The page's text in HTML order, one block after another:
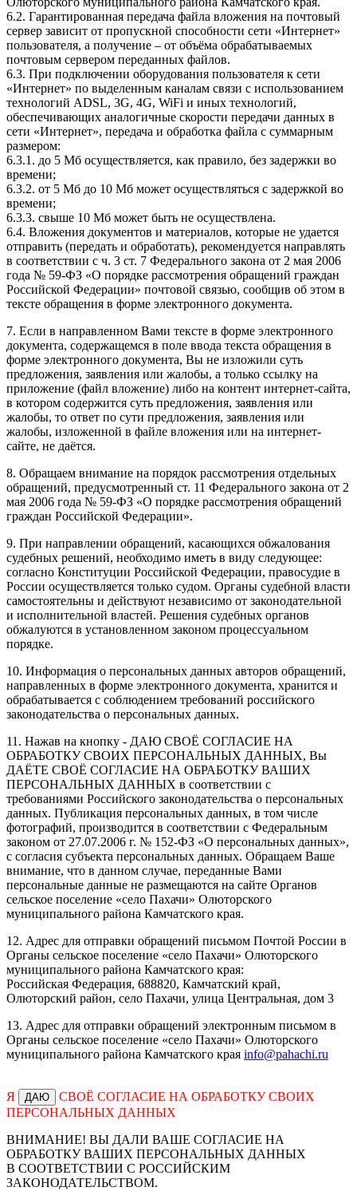
6.2. Гарантированная передача файла вложения на почтовый
сервер зависит от пропускной способности сети «Интернет»
пользователя, а получение – от объёма обрабатываемых
почтовым сервером переданных файлов.
6.3. При подключении оборудования пользователя к сети
«Интернет» по выделенным каналам связи с использованием
технологий ADSL, 3G, 4G, WiFi и иных технологий,
обеспечивающих аналогичные скорости передачи данных в
сети «Интернет», передача и обработка файла с суммарным
размером:
6.3.1. до 5 Мб осуществляется, как правило, без задержки во
времени;
6.3.2. от 5 Мб до 10 Мб может осуществляться с задержкой во
времени;
6.3.3. свыше 10 Мб может быть не осуществлена.
6.4. Вложения документов и материалов, которые не удается
отправить (передать и обработать), рекомендуется направлять
в соответствии с ч. 3 ст. 7 Федерального закона от 2 мая 2006
года № 59-ФЗ «О порядке рассмотрения обращений граждан
Российской Федерации» почтовой связью, сообщив об этом в
тексте обращения в форме электронного документа.
7. Если в направленном Вами тексте в форме электронного
документа, содержащемся в поле ввода текста обращения в
форме электронного документа, Вы не изложили суть
предложения, заявления или жалобы, а только ссылку на
приложение (файл вложение) либо на контент интернет-сайта,
в котором содержится суть предложения, заявления или
жалобы, то ответ по сути предложения, заявления или
жалобы, изложенной в файле вложения или на интернет-
сайте, не даётся.
8. Обращаем внимание на порядок рассмотрения отдельных
обращений, предусмотренный ст. 11 Федерального закона от 2
мая 2006 года № 59-ФЗ «О порядке рассмотрения обращений
граждан Российской Федерации».
9. При направлении обращений, касающихся обжалования
судебных решений, необходимо иметь в виду следующее:
согласно Конституции Российской Федерации, правосудие в
России осуществляется только судом. Органы судебной власти
самостоятельны и действуют независимо от законодательной
и исполнительной властей. Решения судебных органов
обжалуются в установленном законом процессуальном
порядке.
10. Информация о персональных данных авторов обращений,
направленных в форме электронного документа, хранится и
обрабатывается с соблюдением требований российского
законодательства о персональных данных.
11. Нажав на кнопку - ДАЮ СВОЁ СОГЛАСИЕ НА
ОБРАБОТКУ СВОИХ ПЕРСОНАЛЬНЫХ ДАННЫХ, Вы
ДАЁТЕ СВОЁ СОГЛАСИЕ НА ОБРАБОТКУ ВАШИХ
ПЕРСОНАЛЬНЫХ ДАННЫХ в соответствии с
требованиями Российского законодательства о персональных
данных. Публикация персональных данных, в том числе
фотографий, производится в соответствии с Федеральным
законом от 27.07.2006 г. № 152-ФЗ «О персональных данных»,
с согласия субъекта персональных данных. Обращаем Ваше
внимание, что в данном случае, переданные Вами
персональные данные не размещаются на сайте Органов
сельское поселение «село Пахачи» Олюторского
муниципального района Камчатского края.
12. Адрес для отправки обращений письмом Почтой России в
Органы сельское поселение «село Пахачи» Олюторского
муниципального района Камчатского края:
Российская Федерация, 688820, Камчатский край,
Олюторский район, село Пахачи, улица Центральная, дом 3
13. Адрес для отправки обращений электронным письмом в
Органы сельское поселение «село Пахачи» Олюторского
муниципального района Камчатского края info@pahachi.ru
Я ДАЮ
СВОЁ СОГЛАСИЕ НА ОБРАБОТКУ СВОИХ
ПЕРСОНАЛЬНЫХ ДАННЫХ
ВНИМАНИЕ! ВЫ ДАЛИ ВАШЕ СОГЛАСИЕ НА
ОБРАБОТКУ ВАШИХ ПЕРСОНАЛЬНЫХ ДАННЫХ
В СООТВЕТСТВИИ С РОССИЙСКИМ
ЗАКОНОДАТЕЛЬСТВОМ.